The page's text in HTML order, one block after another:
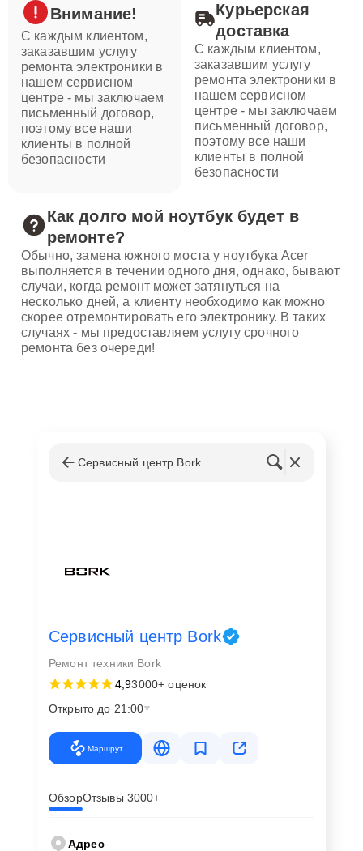
Внимание!
С каждым клиентом,
заказавшим услугу
ремонта электроники в
нашем сервисном
центре - мы заключаем
письменный договор,
поэтому все наши
клиенты в полной
безопасности
Курьерская
доставка
С каждым клиентом,
заказавшим услугу
ремонта электроники в
нашем сервисном
центре - мы заключаем
письменный договор,
поэтому все наши
клиенты в полной
безопасности
Как долго мой ноутбук будет в
ремонте?
Обычно, замена южного моста у ноутбука Acer
выполняется в течении одного дня, однако, бывают
случаи, когда ремонт может затянуться на
несколько дней, а клиенту необходимо как можно
скорее отремонтировать его электронику. В таких
случаях - мы предоставляем услугу срочного
ремонта без очереди!
Сервисный центр Bork
Сервисный центр Bork
Ремонт техники Bork
4,93000+ оценок
Открыто до 21:00
Маршрут
ОбзорОтзывы 3000+
Адрес